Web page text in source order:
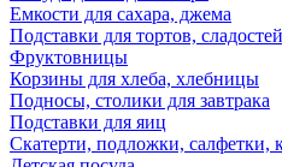
Емкости для сахара, джема
Подставки для тортов,
Фруктовницы
Корзины для хлеба, хлебницы
Подносы, столики для завтрака
Подставки для яиц
Скатерти, подложки, салфетки,